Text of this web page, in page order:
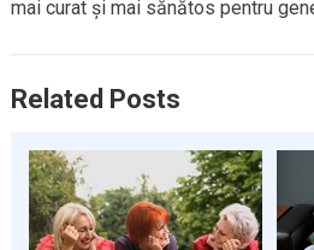
mai curat și mai sănătos pentru
Related Posts